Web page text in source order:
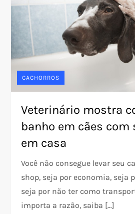
CACHORROS
Veterinário mostra
banho em cães com
em casa
Você não consegue levar seu
shop, seja por economia, seja
seja por não ter como
importa a razão, saiba […]